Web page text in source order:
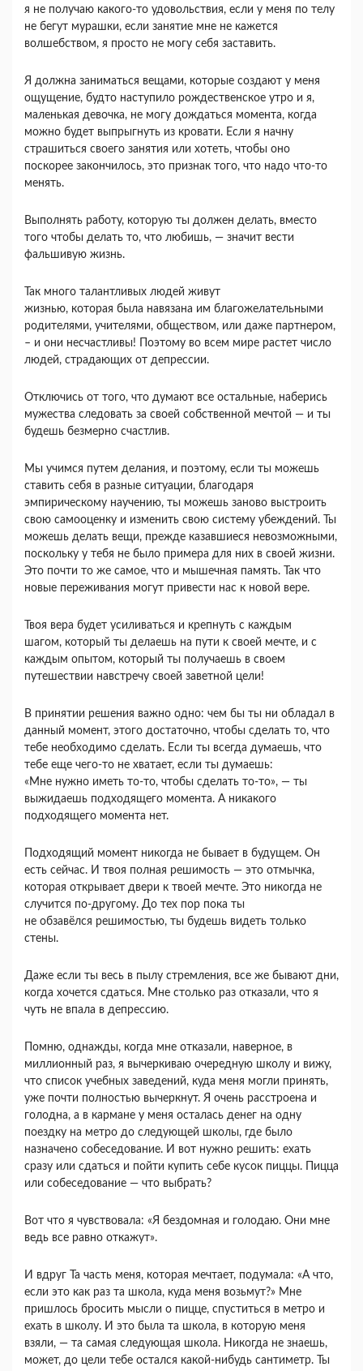
я не получаю какого-то удовольствия, если у меня по телу
не бегут мурашки, если занятие мне не кажется
волшебством, я просто не могу себя заставить.
Я должна заниматься вещами, которые создают у меня
ощущение, будто наступило рождественское утро и я,
маленькая девочка, не могу дождаться момента, когда
можно будет выпрыгнуть из кровати. Если я начну
страшиться своего занятия или хотеть, чтобы оно
поскорее закончилось, это признак того, что надо что-то
менять.
Выполнять работу, которую ты должен делать, вместо
того чтобы делать то, что любишь, — значит вести
фальшивую жизнь.
Так много талантливых людей живут
жизнью, которая была навязана им благожелательными
родителями, учителями, обществом, или даже партнером,
– и они несчастливы! Поэтому во всем мире растет число
людей, страдающих от депрессии.
Отключись от того, что думают все остальные, наберись
мужества следовать за своей собственной мечтой — и ты
будешь безмерно счастлив.
Мы учимся путем делания, и поэтому, если ты можешь
ставить себя в разные ситуации, благодаря
эмпирическому научению, ты можешь заново выстроить
свою самооценку и изменить свою систему убеждений. Ты
можешь делать вещи, прежде казавшиеся невозможными,
поскольку у тебя не было примера для них в своей жизни.
Это почти то же самое, что и мышечная память. Так что
новые переживания могут привести нас к новой вере.
Твоя вера будет усиливаться и крепнуть с каждым
шагом, который ты делаешь на пути к своей мечте, и с
каждым опытом, который ты получаешь в своем
путешествии навстречу своей заветной цели!
В принятии решения важно одно: чем бы ты ни обладал в
данный момент, этого достаточно, чтобы сделать то, что
тебе необходимо сделать. Если ты всегда думаешь, что
тебе еще чего-то не хватает, если ты думаешь:
«Мне нужно иметь то-то, чтобы сделать то-то», — ты
выжидаешь подходящего момента. А никакого
подходящего момента нет.
Подходящий момент никогда не бывает в будущем. Он
есть сейчас. И твоя полная решимость — это отмычка,
которая открывает двери к твоей мечте. Это никогда не
случится по-другому. До тех пор пока ты
не обзавёлся решимостью, ты будешь видеть только
стены.
Даже если ты весь в пылу стремления, все же бывают дни,
когда хочется сдаться. Мне столько раз отказали, что я
чуть не впала в депрессию.
Помню, однажды, когда мне отказали, наверное, в
миллионный раз, я вычеркиваю очередную школу и вижу,
что список учебных заведений, куда меня могли принять,
уже почти полностью вычеркнут. Я очень расстроена и
голодна, а в кармане у меня осталась денег на одну
поездку на метро до следующей школы, где было
назначено собеседование. И вот нужно решить: ехать
сразу или сдаться и пойти купить себе кусок пиццы. Пицца
или собеседование — что выбрать?
Вот что я чувствовала: «Я бездомная и голодаю. Они мне
ведь все равно откажут».
И вдруг Та часть меня, которая мечтает, подумала: «А что,
если это как раз та школа, куда меня возьмут?» Мне
пришлось бросить мысли о пицце, спуститься в метро и
ехать в школу. И это была та школа, в которую меня
взяли, — та самая следующая школа. Никогда не знаешь,
может, до цели тебе остался какой-нибудь сантиметр. Ты